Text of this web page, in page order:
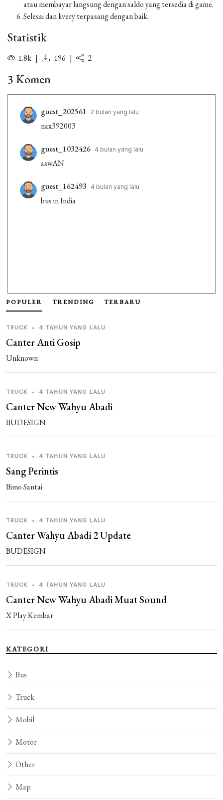
atau membayar langsung dengan saldo yang tersedia di game.
Selesai dan livery terpasang dengan baik.
Statistik
1.8k | 196 | 2
3 Komen
guest_202561 2 bulan yang lalu
nax392003
guest_1032426 4 bulan yang lalu
aswAN
guest_162493 4 bulan yang lalu
bus in India
POPULER TRENDING TERBARU
TRUCK • 4 TAHUN YANG LALU
Canter Anti Gosip
Unknown
TRUCK • 4 TAHUN YANG LALU
Canter New Wahyu Abadi
BUDESIGN
TRUCK • 4 TAHUN YANG LALU
Sang Perintis
Bimo Santai
TRUCK • 4 TAHUN YANG LALU
Canter Wahyu Abadi 2 Update
BUDESIGN
TRUCK • 4 TAHUN YANG LALU
Canter New Wahyu Abadi Muat Sound
X Play Kembar
KATEGORI
Bus
Truck
Mobil
Motor
Other
Map